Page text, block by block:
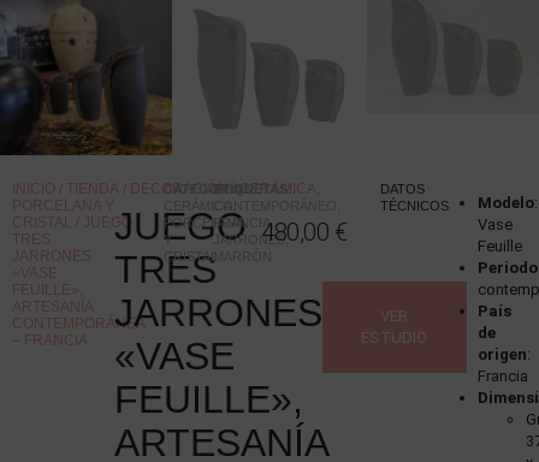
INICIO / TIENDA / DECORACIÓN / CERÁMICA,
PORCELANA Y
CRISTAL / JUEGO
TRES
JARRONES
«VASE
FEUILLE»,
ARTESANÍA
CONTEMPORÁNEA
– FRANCIA
JUEGO
TRES
JARRONES
«VASE
FEUILLE»,
ARTESANÍA
CATEGORÍAS :
PORCELANA
Y
CRISTAL
ETIQUETAS:
FRANCIA,
JARRONES,
MARRÓN
480,00 €
VER
ESTUDIO
DATOS
TÉCNICOS
Modelo:
Vase
Feuille
Periodo
País
de
origen:
Francia